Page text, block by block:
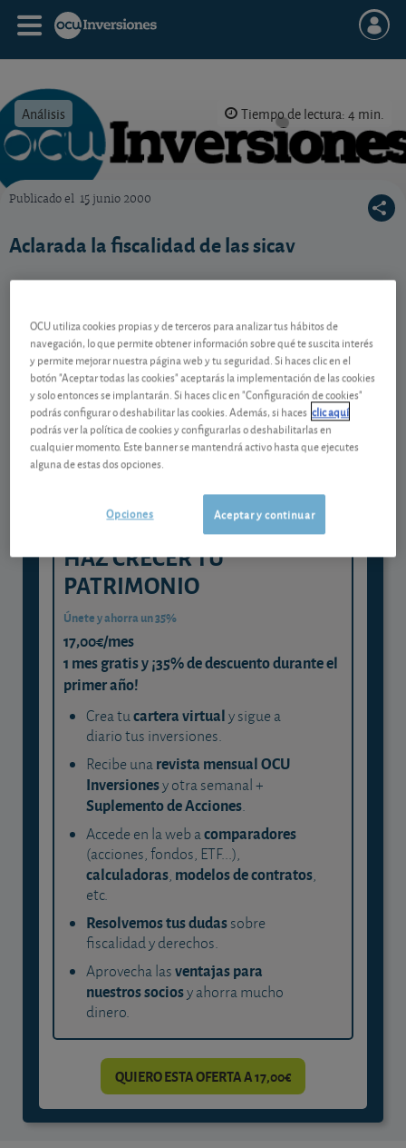
Análisis Tiempo de lectura: 4 min.
Publicado el 15 junio 2000
Aclarada la fiscalidad de las sicav
Contenido reservado a SOCIOS
Gestiona tu dinero con visión
experta
y consigue que cada euro trabaje
para ti
HAZ CRECER TU
PATRIMONIO
Únete y ahorra un 35%
17,00€/mes
1 mes gratis y ¡35% de descuento durante el
primer año!
Crea tucartera virtualy sigue a
diario tus inversiones.
Recibe unarevista mensual OCU
Inversionesy otra semanal +
Suplemento de Acciones.
Accede en la web acomparadores
(acciones, fondos, ETF...),
calculadoras, modelos de contratos,
etc.
Resolvemos tus dudassobre
fiscalidad y derechos.
Aprovecha lasventajas para
nuestros sociosy ahorra mucho
dinero.
QUIERO ESTA OFERTA A 17,00€
OCU utiliza cookies propias y de terceros para analizar tus hábitos de
navegación, lo que permite obtener información sobre qué te suscita interés
y permite mejorar nuestra página web y tu seguridad. Si haces clic en el
botón "Aceptar todas las cookies" aceptarás la implementación de las cookies
y solo entonces se implantarán. Si haces clic en "Configuración de cookies"
podrás configurar o deshabilitar las cookies. Además, si haces clic aquí
podrás ver la política de cookies y configurarlas o deshabilitarlas en
cualquier momento. Este banner se mantendrá activo hasta que ejecutes
alguna de estas dos opciones.
Aceptar y continuar
Opciones